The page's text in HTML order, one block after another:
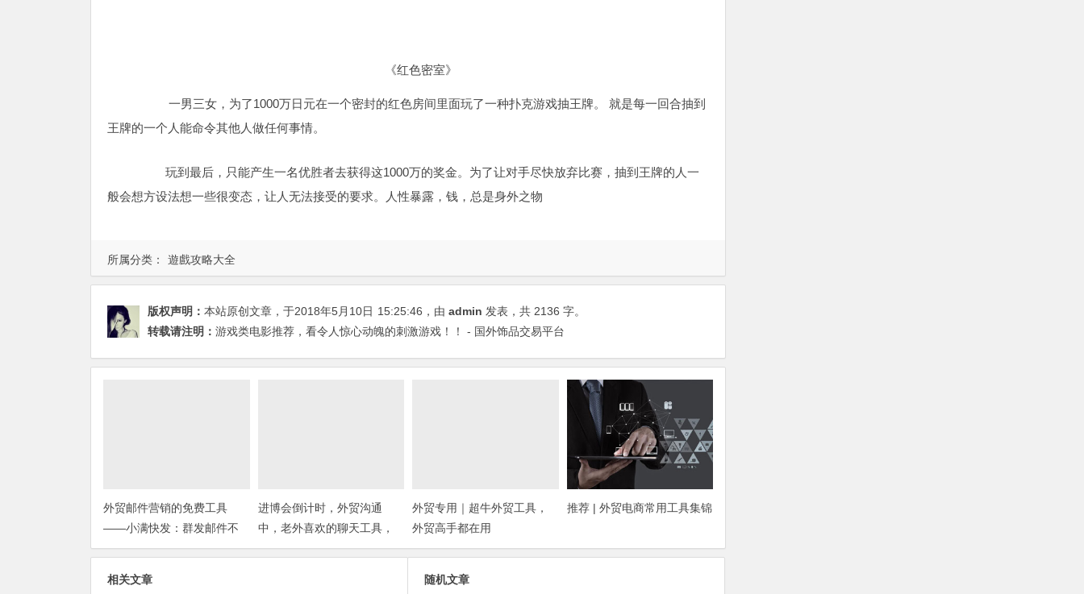
所属分类： 遊戲攻略大全
《红色密室》
一男三女，为了1000万日元在一个密封的红色房间里面玩了一种扑克游戏抽王牌。 就是每一回合抽到
王牌的一个人能命令其他人做任何事情。
玩到最后，只能产生一名优胜者去获得这1000万的奖金。为了让对手尽快放弃比赛，抽到王牌的人一
般会想方设法想一些很变态，让人无法接受的要求。人性暴露，钱，总是身外之物
版权声明： 本站原创文章，于2018年5月10日 15:25:46 ，由 admin 发表，共 2136 字。
转载请注明： 游戏类电影推荐，看令人惊心动魄的刺激游戏！！ - 国外饰品交易平台
外贸邮件营销的免费工具
——小满快发：群发邮件不
担心IP被封
进博会倒计时，外贸沟通
中，老外喜欢的聊天工具，
你知道几种？
外贸专用｜超牛外贸工具，
外贸高手都在用
推荐 | 外贸电商常用工具集锦
相关文章 随机文章